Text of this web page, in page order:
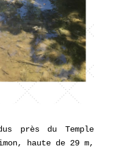
près du Temple
haute de 29 m,